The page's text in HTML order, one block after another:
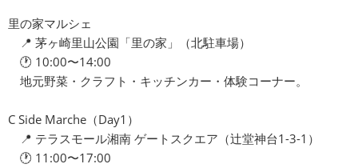
里の家マルシェ
📍 茅ヶ崎里山公園「里の家」（北駐車場）
🕐 10:00〜14:00
地元野菜・クラフト・キッチンカー・体験コーナー。
C Side Marche（Day1）
📍 テラスモール湘南 ゲートスクエア（辻堂神台1-3-1）
🕐 11:00〜17:00